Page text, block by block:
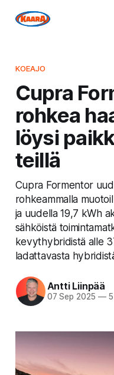
KOEAJO
Cupra
rohkea
löysi
teillä
Cupra Formentor
rohkeammalla
ja uudella 19,7 kWh
sähköistä
kevythybridistä alle
ladattavasta
Antti Liinpää
07 Sep 2025 —5